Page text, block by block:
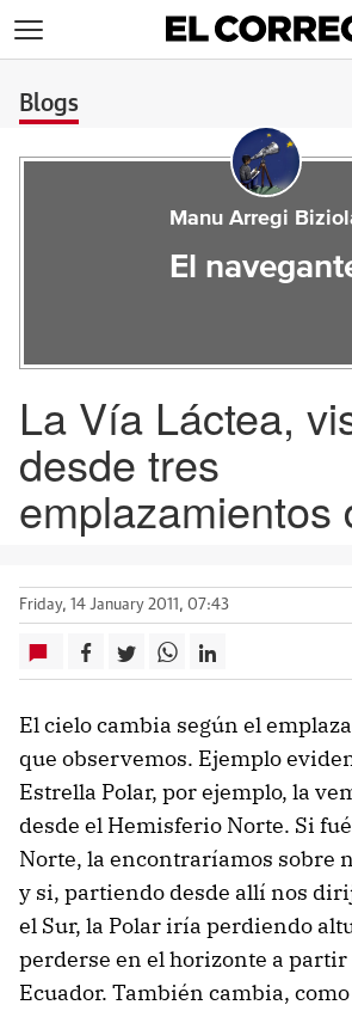
Blogs
Manu Arregi
El
La Vía Láctea,
desde tres
emplazamientos
Friday, 14 January 2011, 07:43
El cielo cambia según el
que observemos. Ejemplo
Estrella Polar, por ejemplo, la
desde el Hemisferio Norte. Si
Norte, la encontraríamos sobre
y si, partiendo desde allí nos
el Sur, la Polar iría perdiendo
perderse en el horizonte a partir
Ecuador. También cambia,